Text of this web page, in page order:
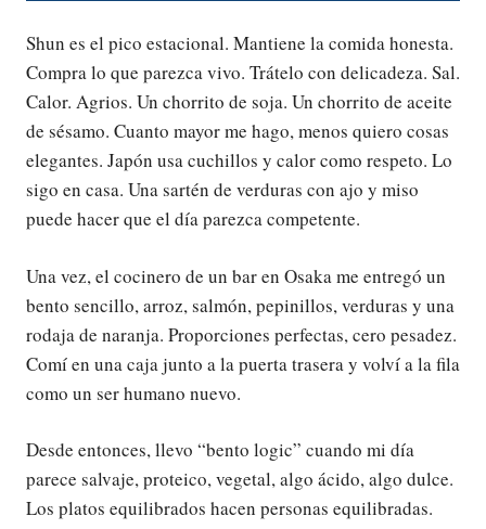
Shun es el pico estacional. Mantiene la comida honesta.
Compra lo que parezca vivo. Trátelo con delicadeza. Sal.
Calor. Agrios. Un chorrito de soja. Un chorrito de aceite
de sésamo. Cuanto mayor me hago, menos quiero cosas
elegantes. Japón usa cuchillos y calor como respeto. Lo
sigo en casa. Una sartén de verduras con ajo y miso
puede hacer que el día parezca competente.
Una vez, el cocinero de un bar en Osaka me entregó un
bento sencillo, arroz, salmón, pepinillos, verduras y una
rodaja de naranja. Proporciones perfectas, cero pesadez.
Comí en una caja junto a la puerta trasera y volví a la fila
como un ser humano nuevo.
Desde entonces, llevo “bento logic” cuando mi día
parece salvaje, proteico, vegetal, algo ácido, algo dulce.
Los platos equilibrados hacen personas equilibradas.